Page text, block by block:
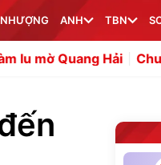
ANH TBN
Hải Chuyên gia tiết